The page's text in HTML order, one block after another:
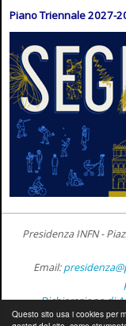
Questo sito usa i cookies per
Piano Triennale 2027-
Presidenza INFN -
Email:
Dichiarazione di